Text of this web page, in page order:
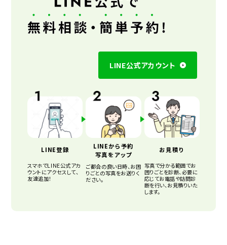
LINE公式アカウント
LINE登録
スマホでLINE公式アカ
ウントにアクセスして、
友達追加！
LINEから予約
写真をアップ
ご都合の良い日時、お困
りごとの写真をお送りく
ださい。
お見積り
写真で分かる範囲でお
困りごとを診断、必要に
応じてお電話や訪問診
断を行い、お見積りいた
します。